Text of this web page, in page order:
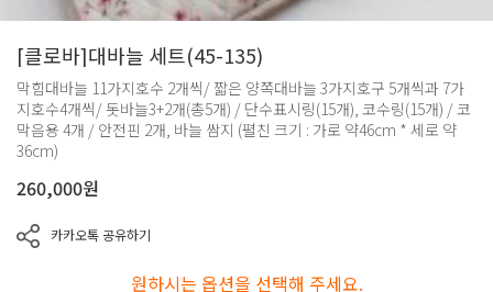
[클로바]대바늘 세트(45-135)
막힘대바늘 11가지호수 2개씩/ 짧은 양쪽대바늘 3가지호구 5개씩과 7가
지호수4개씩/ 돗바늘3+2개(총5개) / 단수표시링(15개), 코수링(15개) / 코
막음용 4개 / 안전핀 2개, 바늘 쌈지 (펼친 크기 : 가로 약46cm * 세로 약
36cm)
260,000원
카카오톡 공유하기
원하시는 옵션을 선택해 주세요.